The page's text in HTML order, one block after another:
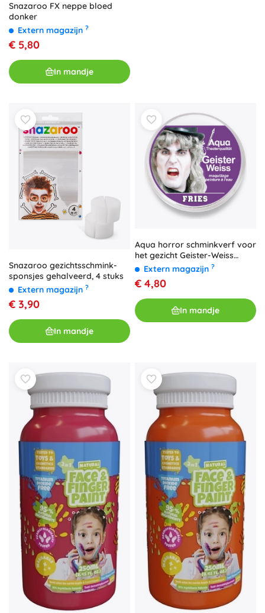
Snazaroo FX neppe bloed
donker
Extern magazijn ?
€ 5,80
In mandje
Snazaroo gezichtsschmink-
sponsjes gehalveerd, 4 stuks
Extern magazijn ?
€ 3,90
In mandje
Aqua horror schminkverf voor
het gezicht Geister-Weiss
(spookachtig wit) 14 g - 1 stuk
Extern magazijn ?
€ 4,80
In mandje